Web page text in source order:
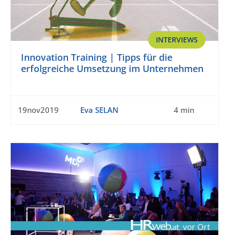
INTERVIEWS
Innovation Training | Tipps für die
erfolgreiche Umsetzung im Unternehmen
19nov2019 Eva SELAN 4 min